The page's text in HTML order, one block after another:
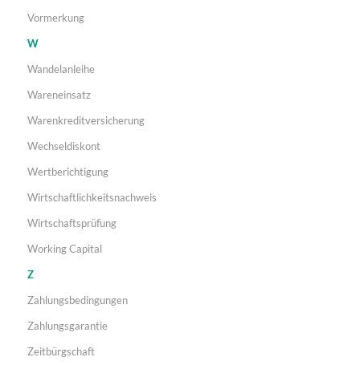
Vormerkung
W
Wandelanleihe
Wareneinsatz
Warenkreditversicherung
Wechseldiskont
Wertberichtigung
Wirtschaftlichkeitsnachweis
Wirtschaftsprüfung
Working Capital
Z
Zahlungsbedingungen
Zahlungsgarantie
Zeitbürgschaft